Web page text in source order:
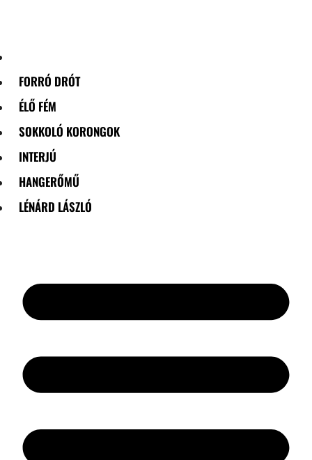
FORRÓ DRÓT
ÉLŐ FÉM
SOKKOLÓ KORONGOK
INTERJÚ
HANGERŐMŰ
LÉNÁRD LÁSZLÓ